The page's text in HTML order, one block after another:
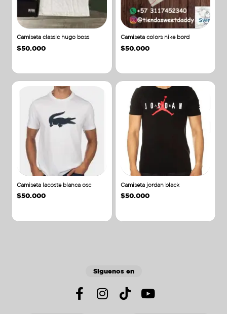
Camiseta classic hugo boss
$50.000
Camiseta colors nike bord
$50.000
Camiseta lacoste blanca osc
$50.000
Camiseta jordan black
$50.000
Siguenos en